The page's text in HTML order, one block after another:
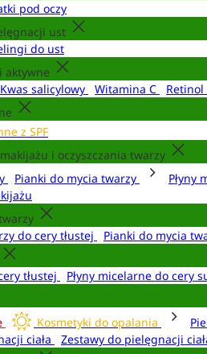
pod oczy
ust
do ust
aktywne
Kwas salicylowy Witamina C Retinol
z SPF
i oczyszczania twarzy
Pianki do mycia twarzy Płyny
do cery tłustej
Pianki do mycia
tłustej
Płyny micelarne do cery
Kosmetyki do opalania
ciała
Zestawy do pielęgnacji